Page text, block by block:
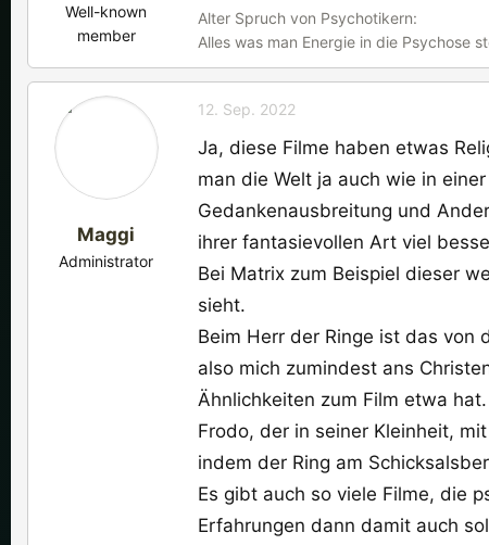
Well-known
member
Alter Spruch von Psychotikern:
Alles was man Energie in die Psychose
Maggi
Administrator
12. Sep. 2022
Ja, diese Filme haben etwas
man die Welt ja auch wie in
Gedankenausbreitung und
ihrer fantasievollen Art viel
Bei Matrix zum Beispiel dieser
sieht.
Beim Herr der Ringe ist das von
also mich zumindest ans
Ähnlichkeiten zum Film etwa hat.
Frodo, der in seiner Kleinheit,
indem der Ring am
Es gibt auch so viele Filme, die
Erfahrungen dann damit auch